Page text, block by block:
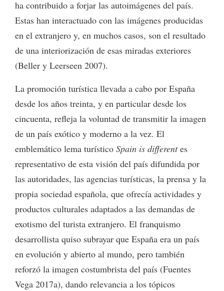
ha contribuido a forjar las autoimágenes del país.
Estas han interactuado con las imágenes producidas
en el extranjero y, en muchos casos, son el resultado
de una interiorización de esas miradas exteriores
(Beller y Leerseen 2007).
La promoción turística llevada a cabo por España
desde los años treinta, y en particular desde los
cincuenta, refleja la voluntad de transmitir la imagen
de un país exótico y moderno a la vez. El
emblemático lema turístico Spain is differentes
representativo de esta visión del país difundida por
las autoridades, las agencias turísticas, la prensa y la
propia sociedad española, que ofrecía actividades y
productos culturales adaptados a las demandas de
exotismo del turista extranjero. El franquismo
desarrollista quiso subrayar que España era un país
en evolución y abierto al mundo, pero también
reforzó la imagen costumbrista del país (Fuentes
Vega 2017a), dando relevancia a los tópicos